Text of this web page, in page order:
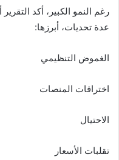
رغم النمو الكبير، أكد
عدة تحديات، أبرزها:
الغموض التنظيمي
اختراقات المنصات
الاحتيال
تقلبات الأسعار